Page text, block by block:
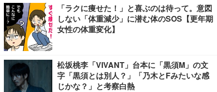
「ラクに痩せた！」と喜ぶのは待って。意図
しない「体重減少」に潜む体のSOS【更年期
女性の体重変化】
松坂桃李「VIVANT」台本に「黒須M」の文
字「黒須とは別人？」「乃木とFみたいな感
じかな？」と考察白熱